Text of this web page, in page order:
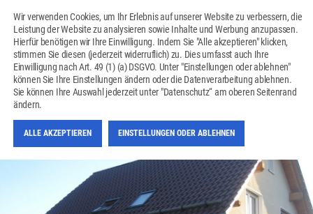
NEUBAU EIGENHEIM
RUPPERTSGRUEN
Wir verwenden Cookies, um Ihr Erlebnis auf unserer Website zu verbessern, die
Leistung der Website zu analysieren sowie Inhalte und Werbung anzupassen.
Hierfür benötigen wir Ihre Einwilligung. Indem Sie "Alle akzeptieren" klicken,
stimmen Sie diesen (jederzeit widerruflich) zu. Dies umfasst auch Ihre
Einwilligung nach Art. 49 (1) (a) DSGVO. Unter "Einstellungen oder ablehnen"
können Sie Ihre Einstellungen ändern oder die Datenverarbeitung ablehnen.
Sie können Ihre Auswahl jederzeit unter "Datenschutz“ am oberen Seitenrand
ändern.
ALLE AKZEPTIEREN EINSTELLUNGEN ODER ABLEHNEN